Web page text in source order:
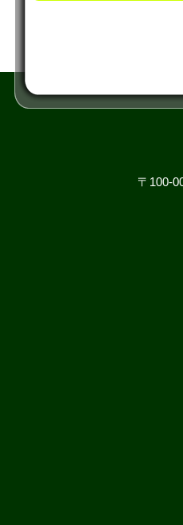
〒100-